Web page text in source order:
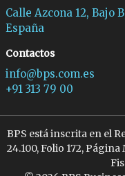
Calle Azcona 12, Bajo
España
Contactos
info@bps.com.es
+91 313 79 00
BPS está inscrita en el
24.100, Folio 172,